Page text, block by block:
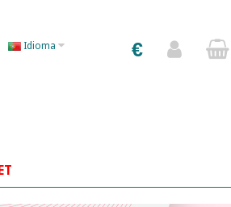
€
Idioma